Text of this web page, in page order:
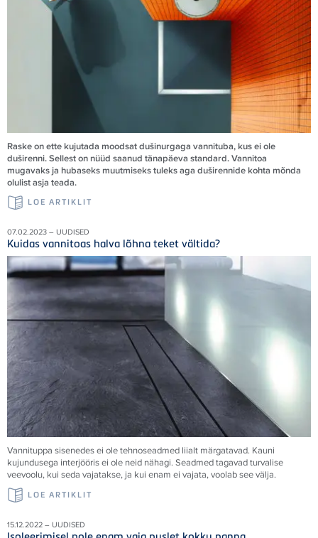
Raske on ette kujutada moodsat dušinurgaga vannituba, kus ei ole
duširenni. Sellest on nüüd saanud tänapäeva standard. Vannitoa
mugavaks ja hubaseks muutmiseks tuleks aga duširennide kohta mõnda
olulist asja teada.
LOE ARTIKLIT
07.02.2023 – UUDISED
Kuidas vannitoas halva lõhna teket vältida?
Vannituppa sisenedes ei ole tehnoseadmed liialt märgatavad. Kauni
kujundusega interjööris ei ole neid nähagi. Seadmed tagavad turvalise
veevoolu, kui seda vajatakse, ja kui enam ei vajata, voolab see välja.
LOE ARTIKLIT
15.12.2022 – UUDISED